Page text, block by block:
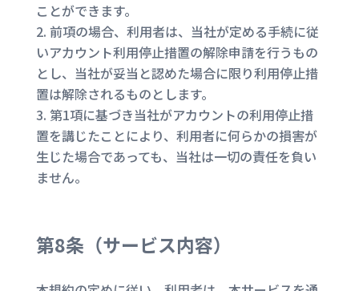
ことができます。
前項の場合、利用者は、当社が定める手続に従
いアカウント利用停止措置の解除申請を行うもの
とし、当社が妥当と認めた場合に限り利用停止措
置は解除されるものとします。
第1項に基づき当社がアカウントの利用停止措
置を講じたことにより、利用者に何らかの損害が
生じた場合であっても、当社は一切の責任を負い
ません。
第8条（サービス内容）